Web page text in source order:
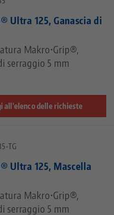
Ultra 125, Ganascia di
Makro•Grip®,
serraggio 5 mm
all'elenco delle richieste
TG
Ultra 125, Mascella
Makro•Grip®,
serraggio 5 mm